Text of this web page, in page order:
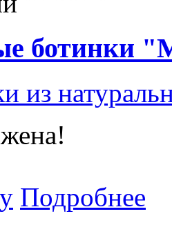
ботинки
из
Подробнее